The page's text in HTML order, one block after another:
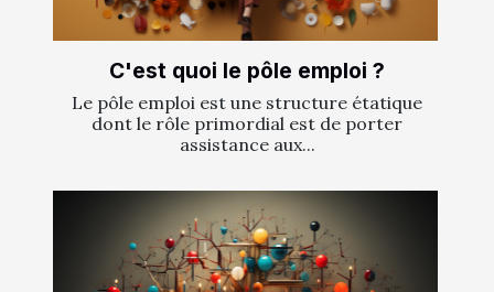
C'est quoi le pôle emploi ?
Le pôle emploi est une structure étatique
dont le rôle primordial est de porter
assistance aux...